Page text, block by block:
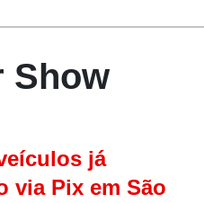
Show
já
via Pix em São